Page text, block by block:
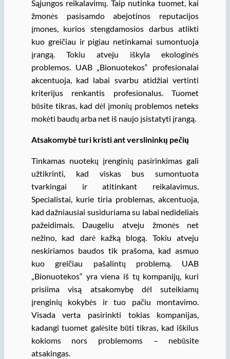
Sąjungos reikalavimų. Taip nutinka tuomet, kai
žmonės pasisamdo abejotinos reputacijos
įmones, kurios stengdamosios darbus atlikti
kuo greičiau ir pigiau netinkamai sumontuoja
įrangą. Tokiu atveju iškyla ekologinės
problemos. UAB „Bionuotekos“ profesionalai
akcentuoja, kad labai svarbu atidžiai vertinti
kriterijus renkantis profesionalus. Tuomet
būsite tikras, kad dėl įmonių problemos neteks
mokėti baudų arba net iš naujo įsistatyti įrangą.
Atsakomybė turi kristi ant verslininkų pečių
Tinkamas nuotekų įrenginių pasirinkimas gali
užtikrinti, kad viskas bus sumontuota
tvarkingai ir atitinkant reikalavimus.
Specialistai, kurie tiria problemas, akcentuoja,
kad dažniausiai susiduriama su labai nedideliais
pažeidimais. Daugeliu atveju žmonės net
nežino, kad darė kažką blogą. Tokiu atveju
neskiriamos baudos tik prašoma, kad asmuo
kuo greičiau pašalintų problemą. UAB
„Bionuotekos“ yra viena iš tų kompanijų, kuri
prisiima visą atsakomybę dėl suteikiamų
įrenginių kokybės ir tuo pačiu montavimo.
Visada verta pasirinkti tokias kompanijas,
kadangi tuomet galėsite būti tikras, kad iškilus
kokioms nors problemoms – nebūsite
atsakingas.